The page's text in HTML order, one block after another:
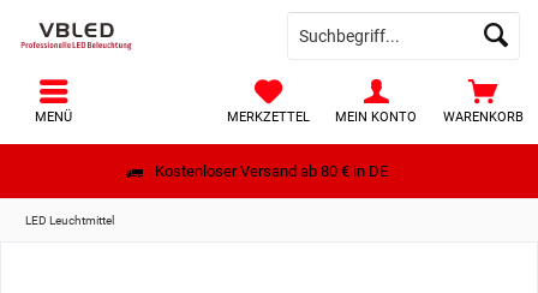
Kostenloser Versand ab 80 € in DE
WARENKORB
MERKZETTEL MEIN KONTO
MENÜ
LED Leuchtmittel